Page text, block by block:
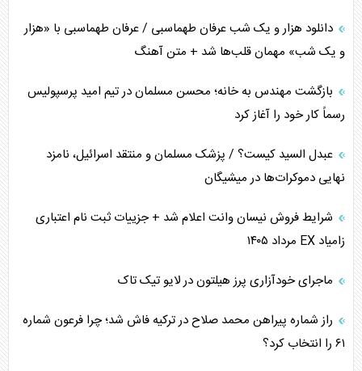
اوکراین بازوی مخرب آمریکا در غرب آسیا
اهمیت راهبردی اردن برای آمریکا
پیام، ظرفیت بالفعل‌نشده تجارت ایران
همسویی عربستان با سنتکام علیه متحدان ایران
ترامپ و توهم خلع سلاح حماس
چرا کویت به دنبال شریک امنیتی جدید است؟
اعتراف غرب به قدرت ایران در تثبیت معادلات
خطای راهبردی ترامپ مقابل برزیل
دانلود هزار و یک شب عرفان طهماسبی / عرفان طهماسبی با «هزار
و یک شب» مهمان قلب‌ها شد + متن آهنگ
بازگشت مهندس به خانه؛ محسن مسلمان در تیم امید پرسپولیس
رسماً کار خود را آغاز کرد
عبدل السید کیست؟ / پزشک مسلمان و منتقد اسرائیل، نامزد
نهایی دموکرات‌ها در میشیگان
شرایط فروش نیسان وانت اعلام شد + جزییات ثبت نام اعتباری
زامیاد EX مرداد ۱۴۰۵
ماجرای خودآزاری پرز هیلتون در لایو تیک تاک
راز شماره پیراهن محمد صلاح در ترکیه فاش شد؛ چرا فرعون شماره
۶۱ را انتخاب کرد؟